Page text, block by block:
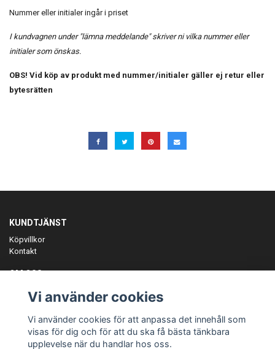
Nummer eller initialer ingår i priset
I kundvagnen under "lämna meddelande" skriver ni vilka nummer eller
initialer som önskas.
OBS! Vid köp av produkt med nummer/initialer gäller ej retur eller
bytesrätten
KUNDTJÄNST
Köpvillkor
Kontakt
OM OSS
ANMÄL DIG TILL VÅRT NYHETSBREV
Prenumerera
Vi använder cookies
Vi använder cookies för att anpassa det innehåll som
visas för dig och för att du ska få bästa tänkbara
upplevelse när du handlar hos oss.